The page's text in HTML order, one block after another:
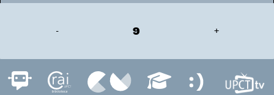
- 9 +